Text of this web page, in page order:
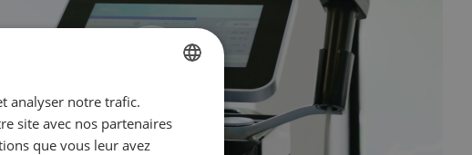
ENGLISH
analyser notre trafic.
site avec nos partenaires
que vous leur avez